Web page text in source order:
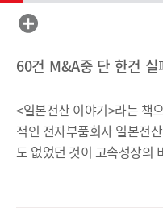
60건 M&A중 단 한건
<일본전산 이야기>라는 책
적인 전자부품회사 일본전
도 없었던 것이 고속성장의